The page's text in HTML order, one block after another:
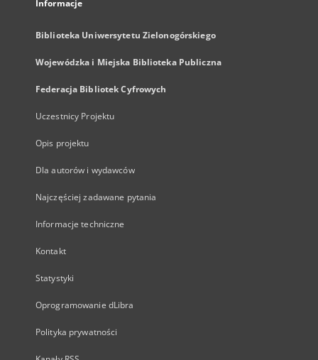
Informacje
Biblioteka Uniwersytetu Zielonogórskiego
Wojewódzka i Miejska Biblioteka Publiczna
Federacja Bibliotek Cyfrowych
Uczestnicy Projektu
Opis projektu
Dla autorów i wydawców
Najczęściej zadawane pytania
Informacje techniczne
Kontakt
Statystyki
Oprogramowanie dLibra
Polityka prywatności